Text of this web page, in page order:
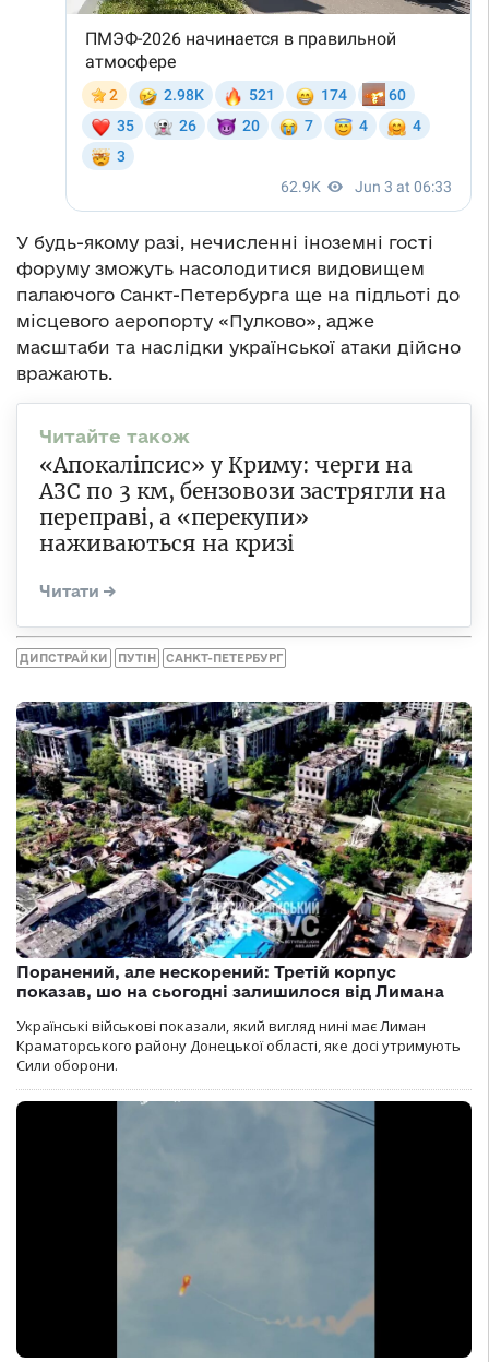
У будь-якому разі, нечисленні іноземні гості
форуму зможуть насолодитися видовищем
палаючого Санкт-Петербурга ще на підльоті до
місцевого аеропорту «Пулково», адже
масштаби та наслідки української атаки дійсно
вражають.
«Апокаліпсис» у Криму: черги на
АЗС по 3 км, бензовози застрягли на
переправі, а «перекупи»
наживаються на кризі
ДИПСТРАЙКИ ПУТІН САНКТ-ПЕТЕРБУРГ
Поранений, але нескорений: Третій корпус
показав, шо на сьогодні залишилося від Лимана
Українські військові показали, який вигляд нині має Лиман
Краматорського району Донецької області, яке досі утримують
Сили оборони.